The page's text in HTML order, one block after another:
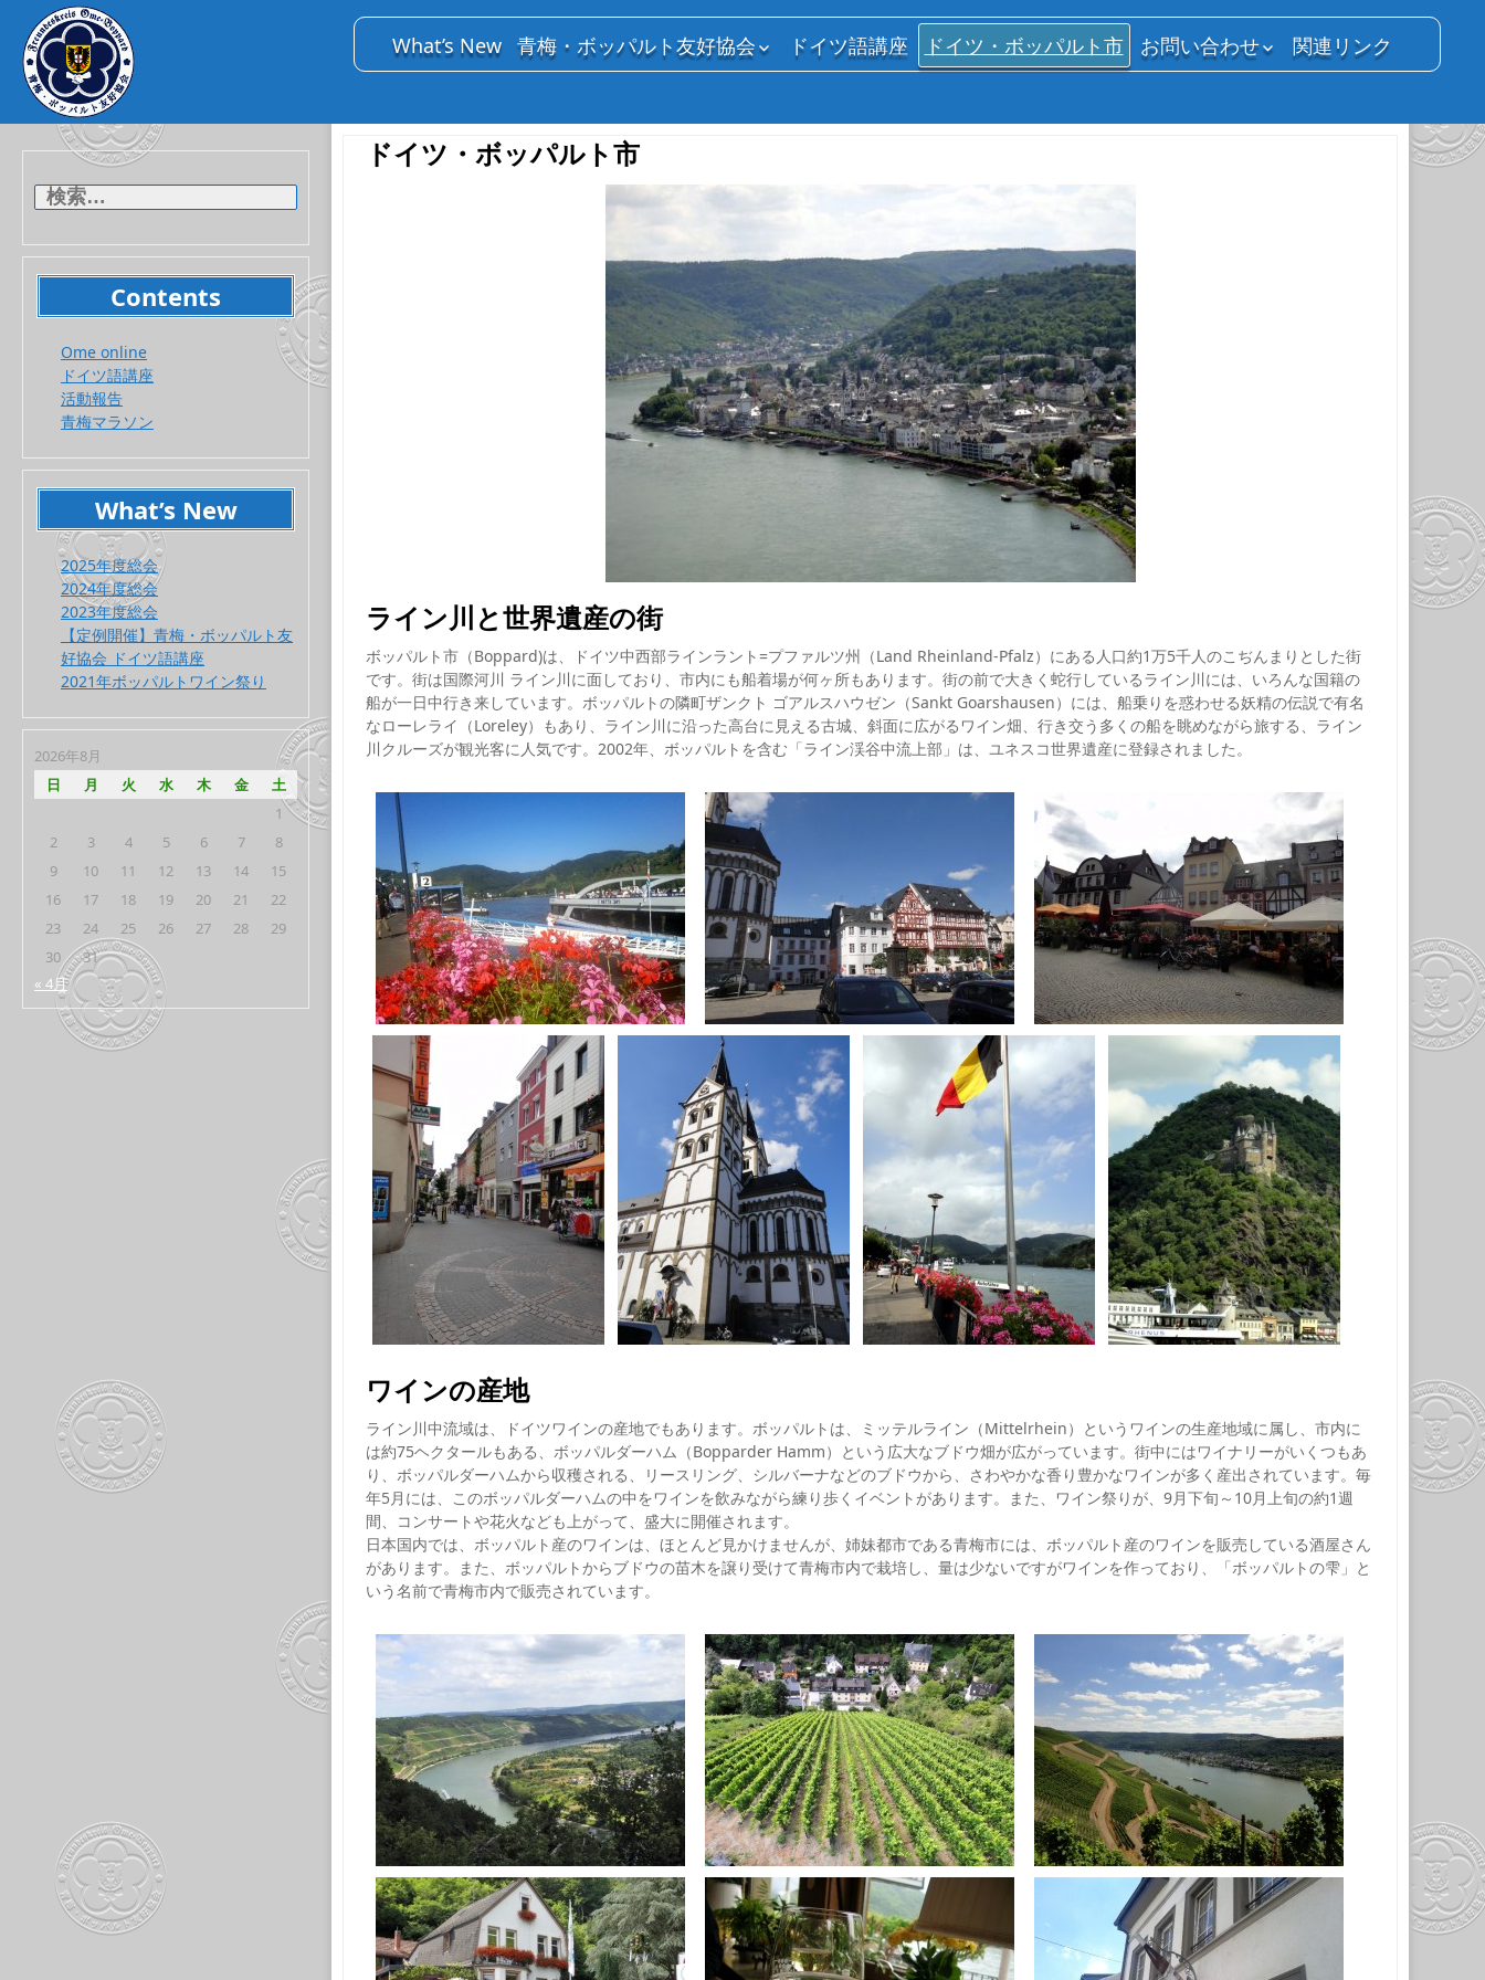
What’s New
青梅・ボッパルト友好協会
昨年度活動報告
友好協会規約
ドイツ語講座 ドイツ・ボッパルト市
お問い合わせ
関連リンク
索:
Contents
Ome online
ドイツ語講座
活動報告
青梅マラソン
What’s New
2025年度総会
2024年度総会
2023年度総会
【定例開催】青梅・ボッパルト友
好協会 ドイツ語講座
2021年ボッパルトワイン祭り
2026年8月
日
月 火 水 木 金
土
1
2
3 4 5 6 7
8
9
10 11 12 13 14
15
16
17 18 19 20 21
22
23
24 25 26 27 28
29
30
31
« 4月
ドイツ・ボッパルト市
ライン川と世界遺産の街
ボッパルト市（Boppard)は、ドイツ中西部ラインラント=プファルツ州（Land Rheinland-Pfalz）にある人口約1万5千人のこぢんまりとした街
です。街は国際河川 ライン川に面しており、市内にも船着場が何ヶ所もあります。街の前で大きく蛇行しているライン川には、いろんな国籍の
船が一日中行き来しています。ボッパルトの隣町ザンクト ゴアルスハウゼン（Sankt Goarshausen）には、船乗りを惑わせる妖精の伝説で有名
なローレライ（Loreley）もあり、ライン川に沿った高台に見える古城、斜面に広がるワイン畑、行き交う多くの船を眺めながら旅する、ライン
川クルーズが観光客に人気です。2002年、ボッパルトを含む「ライン渓谷中流上部」は、ユネスコ世界遺産に登録されました。
ワインの産地
ライン川中流域は、ドイツワインの産地でもあります。ボッパルトは、ミッテルライン（Mittelrhein）というワインの生産地域に属し、市内に
は約75ヘクタールもある、ボッパルダーハム（Bopparder Hamm）という広大なブドウ畑が広がっています。街中にはワイナリーがいくつもあ
り、ボッパルダーハムから収穫される、リースリング、シルバーナなどのブドウから、さわやかな香り豊かなワインが多く産出されています。毎
年5月には、このボッパルダーハムの中をワインを飲みながら練り歩くイベントがあります。また、ワイン祭りが、9月下旬～10月上旬の約1週
間、コンサートや花火なども上がって、盛大に開催されます。
日本国内では、ボッパルト産のワインは、ほとんど見かけませんが、姉妹都市である青梅市には、ボッパルト産のワインを販売している酒屋さん
があります。また、ボッパルトからブドウの苗木を譲り受けて青梅市内で栽培し、量は少ないですがワインを作っており、「ボッパルトの雫」と
いう名前で青梅市内で販売されています。